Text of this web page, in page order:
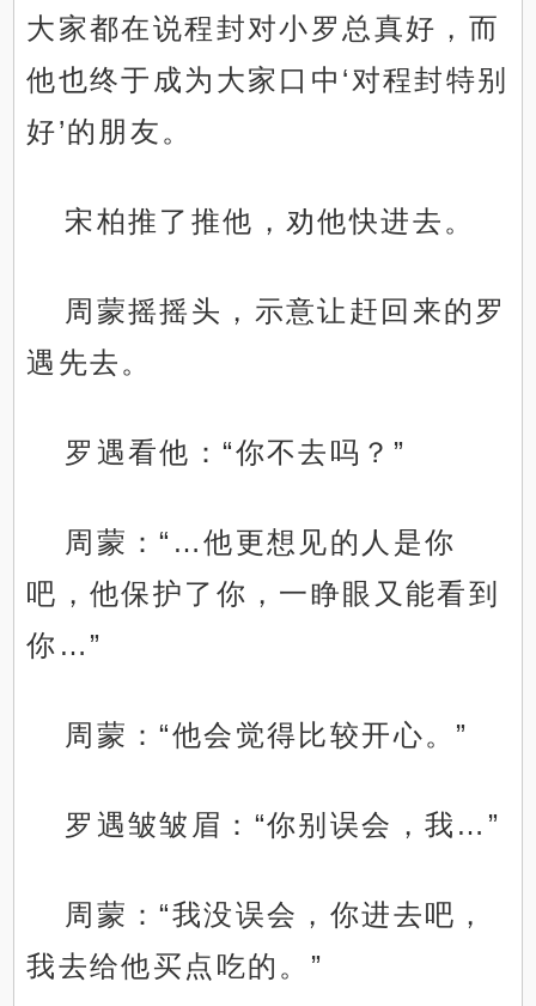
大家都在说程封对小罗总真好，而
他也终于成为大家口中‘对程封特别
好’的朋友。
宋柏推了推他，劝他快进去。
周蒙摇摇头，示意让赶回来的罗
遇先去。
罗遇看他：“你不去吗？”
周蒙：“…他更想见的人是你
吧，他保护了你，一睁眼又能看到
你…”
周蒙：“他会觉得比较开心。”
罗遇皱皱眉：“你别误会，我…”
周蒙：“我没误会，你进去吧，
我去给他买点吃的。”